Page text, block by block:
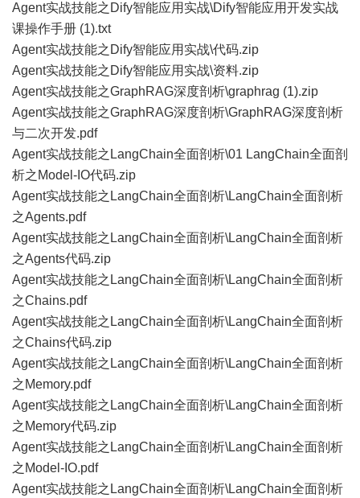
Agent实战技能之Dify智能应用实战\Dify智能应用开发实战
课操作手册 (1).txt
Agent实战技能之Dify智能应用实战\代码.zip
Agent实战技能之Dify智能应用实战\资料.zip
Agent实战技能之GraphRAG深度剖析\graphrag (1).zip
Agent实战技能之GraphRAG深度剖析\GraphRAG深度剖析
与二次开发.pdf
Agent实战技能之LangChain全面剖析\01 LangChain全面剖
析之Model-IO代码.zip
Agent实战技能之LangChain全面剖析\LangChain全面剖析
之Agents.pdf
Agent实战技能之LangChain全面剖析\LangChain全面剖析
之Agents代码.zip
Agent实战技能之LangChain全面剖析\LangChain全面剖析
之Chains.pdf
Agent实战技能之LangChain全面剖析\LangChain全面剖析
之Chains代码.zip
Agent实战技能之LangChain全面剖析\LangChain全面剖析
之Memory.pdf
Agent实战技能之LangChain全面剖析\LangChain全面剖析
之Memory代码.zip
Agent实战技能之LangChain全面剖析\LangChain全面剖析
之Model-IO.pdf
Agent实战技能之LangChain全面剖析\LangChain全面剖析